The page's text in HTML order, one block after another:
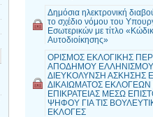
Δημόσια ηλεκτρονική
το σχέδιο νόμου του
Εσωτερικών με τίτλο
Αυτοδιοίκησης»
ΟΡΙΣΜΟΣ ΕΚΛΟΓΙΚΗΣ
ΑΠΟΔΗΜΟΥ
ΔΙΕΥΚΟΛΥΝΣΗ ΑΣΚΗΣΗΣ
ΔΙΚΑΙΩΜΑΤΟΣ ΕΚΛΟΓΕΩΝ
ΕΠΙΚΡΑΤΕΙΑΣ ΜΕΣΩ
ΨΗΦΟΥ ΓΙΑ ΤΙΣ
ΕΚΛΟΓΕΣ